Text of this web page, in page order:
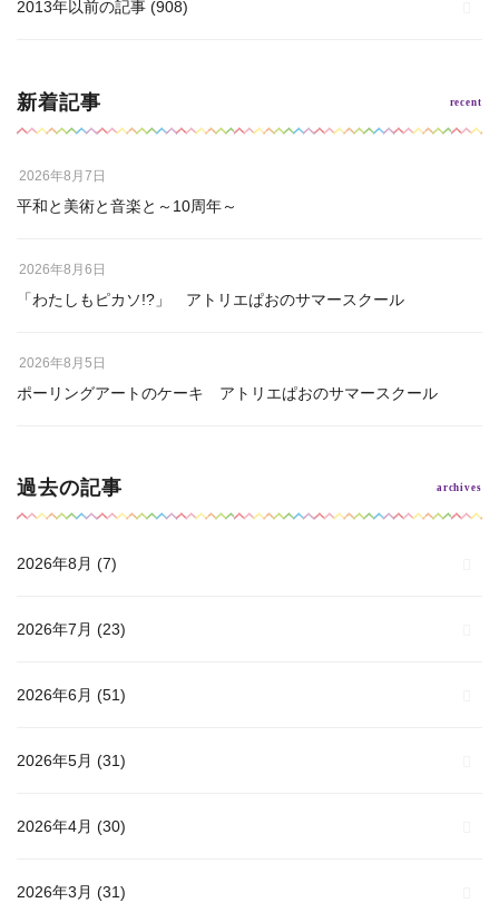
2013年以前の記事 (908)
新着記事
平和と美術と音楽と～10周年～
2026年8月7日
「わたしもピカソ!?」 アトリエぱおのサマースクール
2026年8月6日
ポーリングアートのケーキ アトリエぱおのサマースクール
2026年8月5日
過去の記事
2026年8月 (7)
2026年7月 (23)
2026年6月 (51)
2026年5月 (31)
2026年4月 (30)
2026年3月 (31)